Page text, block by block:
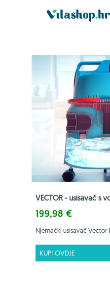
VECTOR - usisavač s
199,98 €
Njemački usisavač
KUPI OVDJE